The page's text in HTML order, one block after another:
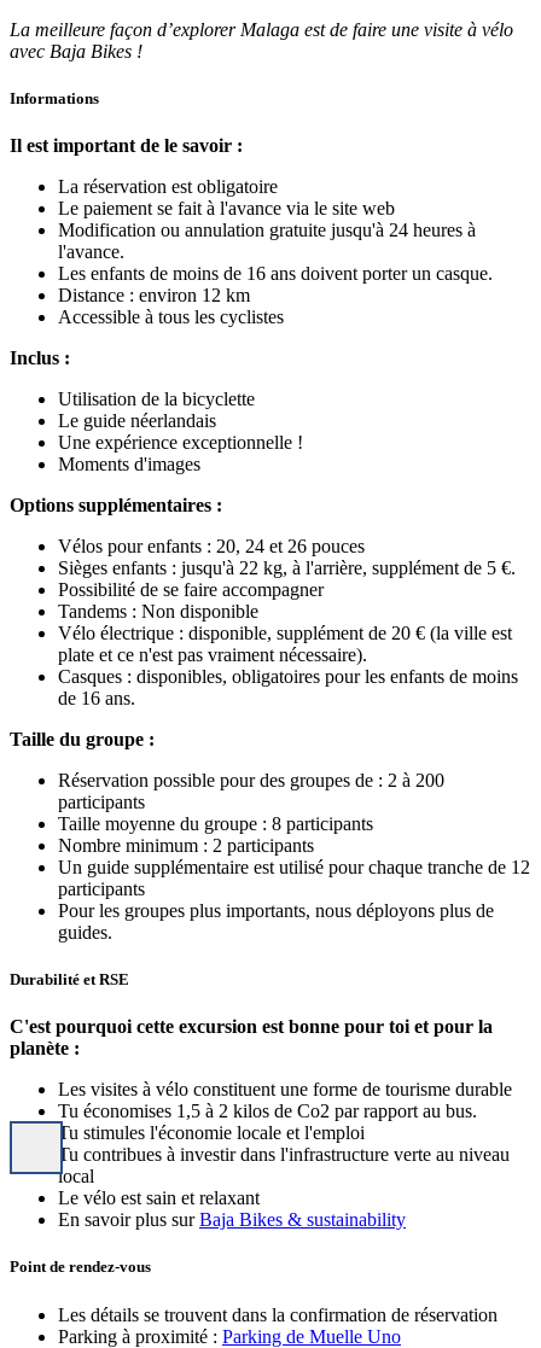
La meilleure façon d’explorer Malaga est de faire une visite à vélo
avec Baja Bikes !
Informations
Il est important de le savoir :
La réservation est obligatoire
Le paiement se fait à l'avance via le site web
Modification ou annulation gratuite jusqu'à 24 heures à
l'avance.
Les enfants de moins de 16 ans doivent porter un casque.
Distance : environ 12 km
Accessible à tous les cyclistes
Inclus :
Utilisation de la bicyclette
Le guide néerlandais
Une expérience exceptionnelle !
Moments d'images
Options supplémentaires :
Vélos pour enfants : 20, 24 et 26 pouces
Sièges enfants : jusqu'à 22 kg, à l'arrière, supplément de 5 €.
Possibilité de se faire accompagner
Tandems : Non disponible
Vélo électrique : disponible, supplément de 20 € (la ville est
plate et ce n'est pas vraiment nécessaire).
Casques : disponibles, obligatoires pour les enfants de moins
de 16 ans.
Taille du groupe :
Réservation possible pour des groupes de : 2 à 200
participants
Taille moyenne du groupe : 8 participants
Nombre minimum : 2 participants
Un guide supplémentaire est utilisé pour chaque tranche de 12
participants
Pour les groupes plus importants, nous déployons plus de
guides.
Durabilité et RSE
C'est pourquoi cette excursion est bonne pour toi et pour la
planète :
Les visites à vélo constituent une forme de tourisme durable
Tu économises 1,5 à 2 kilos de Co2 par rapport au bus.
Tu stimules l'économie locale et l'emploi
Tu contribues à investir dans l'infrastructure verte au niveau
local
Le vélo est sain et relaxant
En savoir plus surBaja Bikes & sustainability
Point de rendez-vous
Les détails se trouvent dans la confirmation de réservation
Parking à proximité : Parking de Muelle Uno